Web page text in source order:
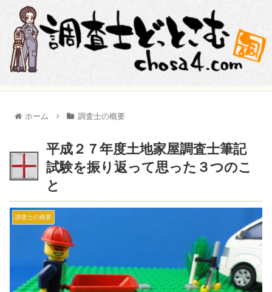
ホーム 調査士の概要
平成２７年度土地家屋調査士筆記
試験を振り返って思った３つのこ
と
調査士の概要